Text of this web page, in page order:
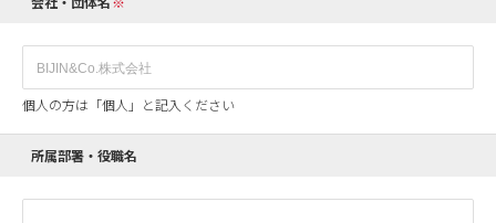
個人の方は「個人」と記入ください
所属部署・役職名